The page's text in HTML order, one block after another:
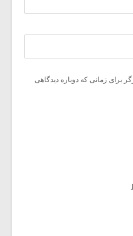
برای زمانی که دوباره دیدگاهی